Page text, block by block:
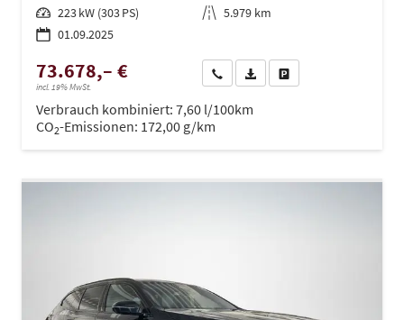
Leistung 223 kW (303 PS) Kilometerstand 5.979 km
01.09.2025
73.678,– €
incl. 19% MwSt.
Wir rufen Sie anPDF-Datei, Fahrzeugexposé
Verbrauch kombiniert: 7,60 l/100km
CO2-Emissionen: 172,00 g/km